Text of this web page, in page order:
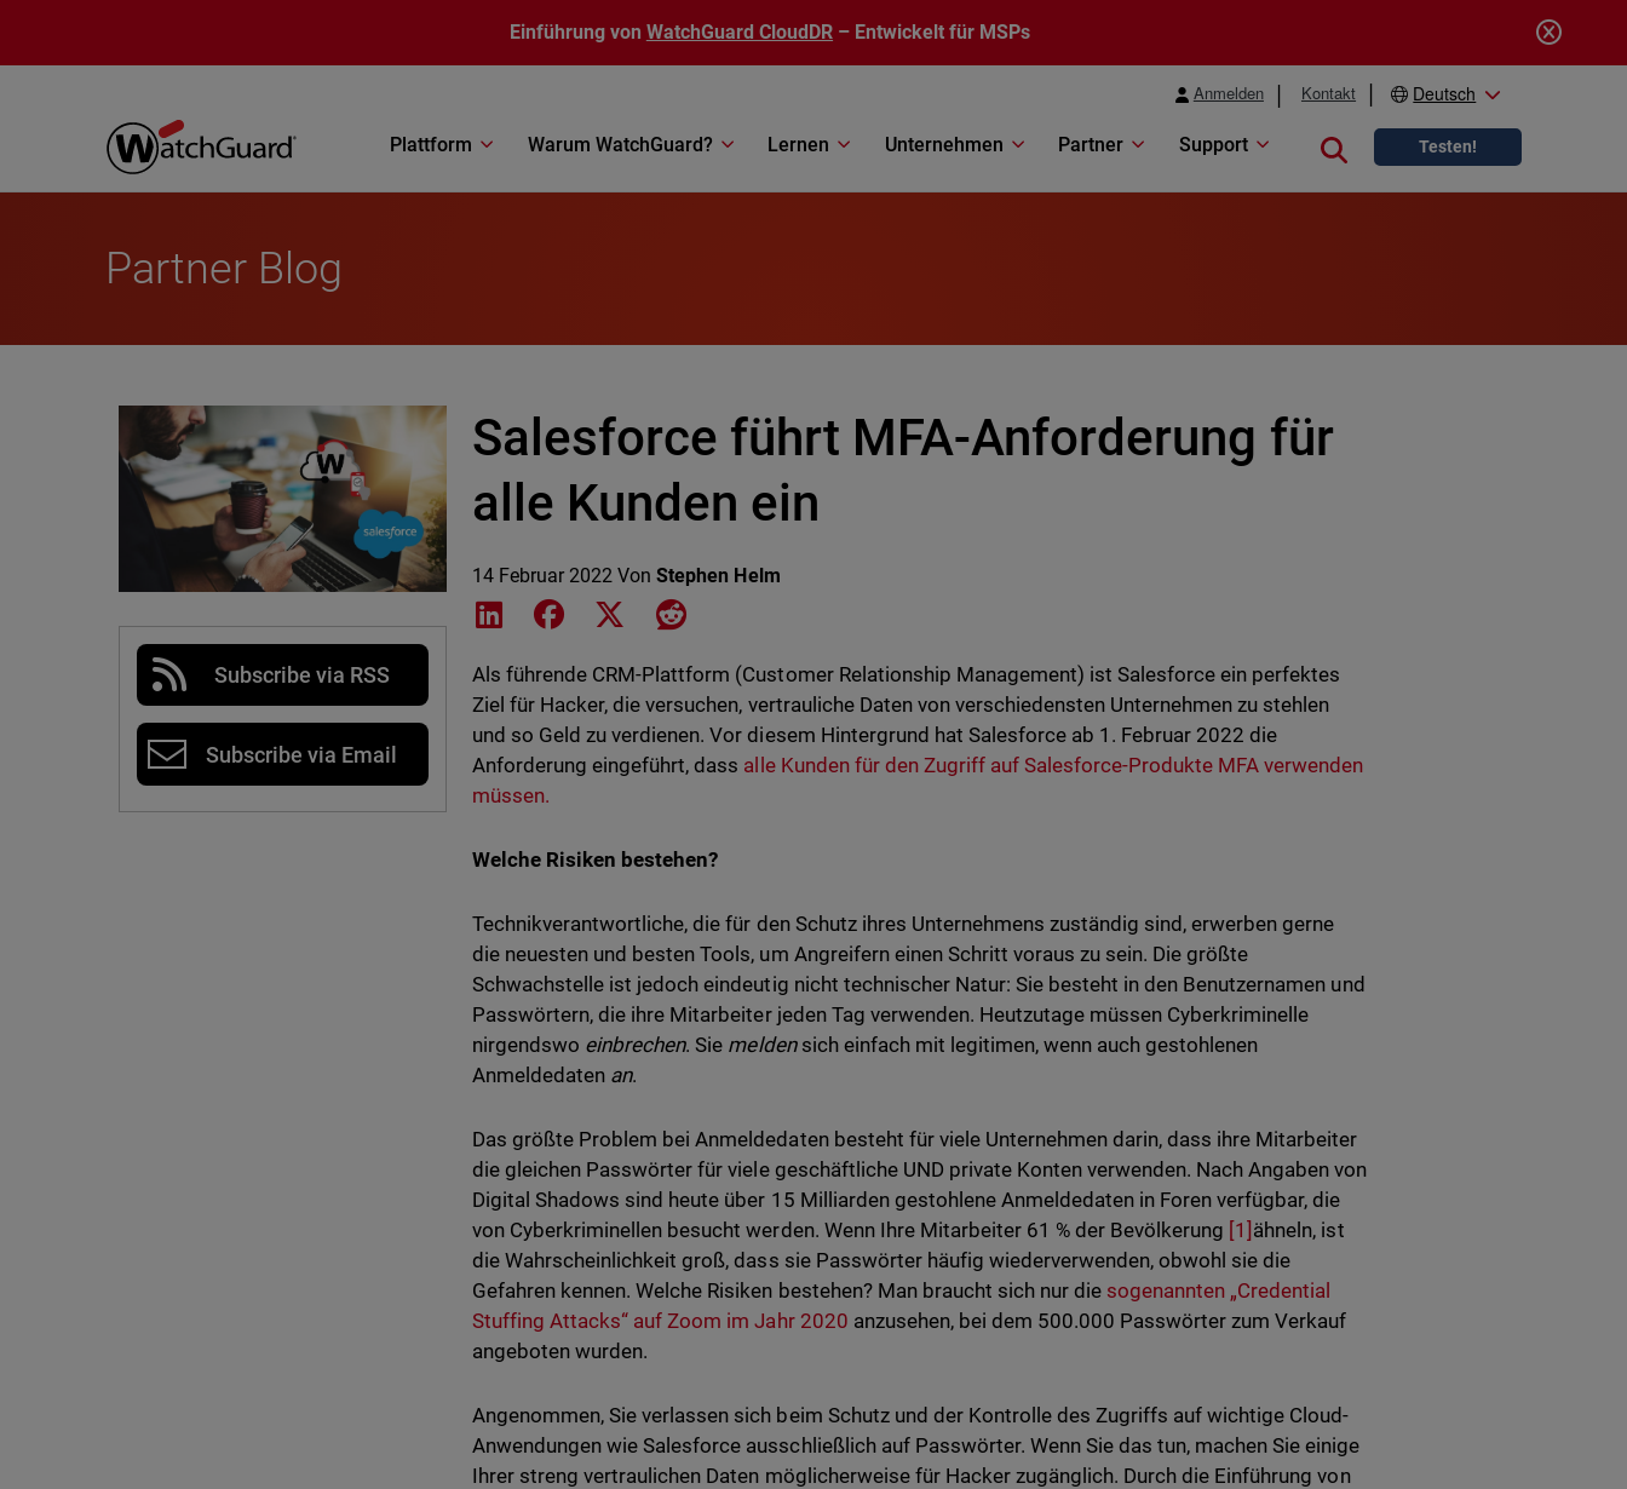
Einführung von WatchGuard CloudDR – Entwickelt für MSPs
Anmelden Kontakt Deutsch
Plattform Warum WatchGuard? Lernen Unternehmen Partner Support Close search
Testen!
Partner Blog
Subscribe via RSS
Subscribe via Email
Salesforce führt MFA-Anforderung für
alle Kunden ein
14 Februar 2022 VonStephen Helm
Share on LinkedIn
Share on Facebook
Share on XShare on Reddit
Als führende CRM-Plattform (Customer Relationship Management) ist Salesforce ein perfektes
Ziel für Hacker, die versuchen, vertrauliche Daten von verschiedensten Unternehmen zu stehlen
und so Geld zu verdienen. Vor diesem Hintergrund hat Salesforce ab 1. Februar 2022 die
Anforderung eingeführt, dass alle Kunden für den Zugriff auf Salesforce-Produkte MFA verwenden
müssen.
Welche Risiken bestehen?
Technikverantwortliche, die für den Schutz ihres Unternehmens zuständig sind, erwerben gerne
die neuesten und besten Tools, um Angreifern einen Schritt voraus zu sein. Die größte
Schwachstelle ist jedoch eindeutig nicht technischer Natur: Sie besteht in den Benutzernamen und
Passwörtern, die ihre Mitarbeiter jeden Tag verwenden. Heutzutage müssen Cyberkriminelle
nirgendswo einbrechen. Sie meldensich einfach mit legitimen, wenn auch gestohlenen
Anmeldedaten an.
Das größte Problem bei Anmeldedaten besteht für viele Unternehmen darin, dass ihre Mitarbeiter
die gleichen Passwörter für viele geschäftliche UND private Konten verwenden. Nach Angaben von
Digital Shadows sind heute über 15 Milliarden gestohlene Anmeldedaten in Foren verfügbar, die
von Cyberkriminellen besucht werden. Wenn Ihre Mitarbeiter 61 % der Bevölkerung [1] ähneln, ist
die Wahrscheinlichkeit groß, dass sie Passwörter häufig wiederverwenden, obwohl sie die
Gefahren kennen. Welche Risiken bestehen? Man braucht sich nur die sogenannten „Credential
Stuffing Attacks“ auf Zoom im Jahr 2020 anzusehen, bei dem 500.000 Passwörter zum Verkauf
angeboten wurden.
Angenommen, Sie verlassen sich beim Schutz und der Kontrolle des Zugriffs auf wichtige Cloud-
Anwendungen wie Salesforce ausschließlich auf Passwörter. Wenn Sie das tun, machen Sie einige
Ihrer streng vertraulichen Daten möglicherweise für Hacker zugänglich. Durch die Einführung von